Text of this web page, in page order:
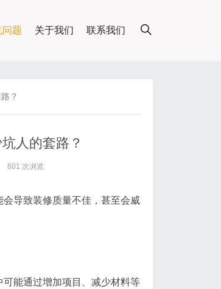
问题 关于我们 联系我们
？
人的套路？
601 次浏览
导致装修质量不佳，甚至会威
能通过增加项目、减少材料等